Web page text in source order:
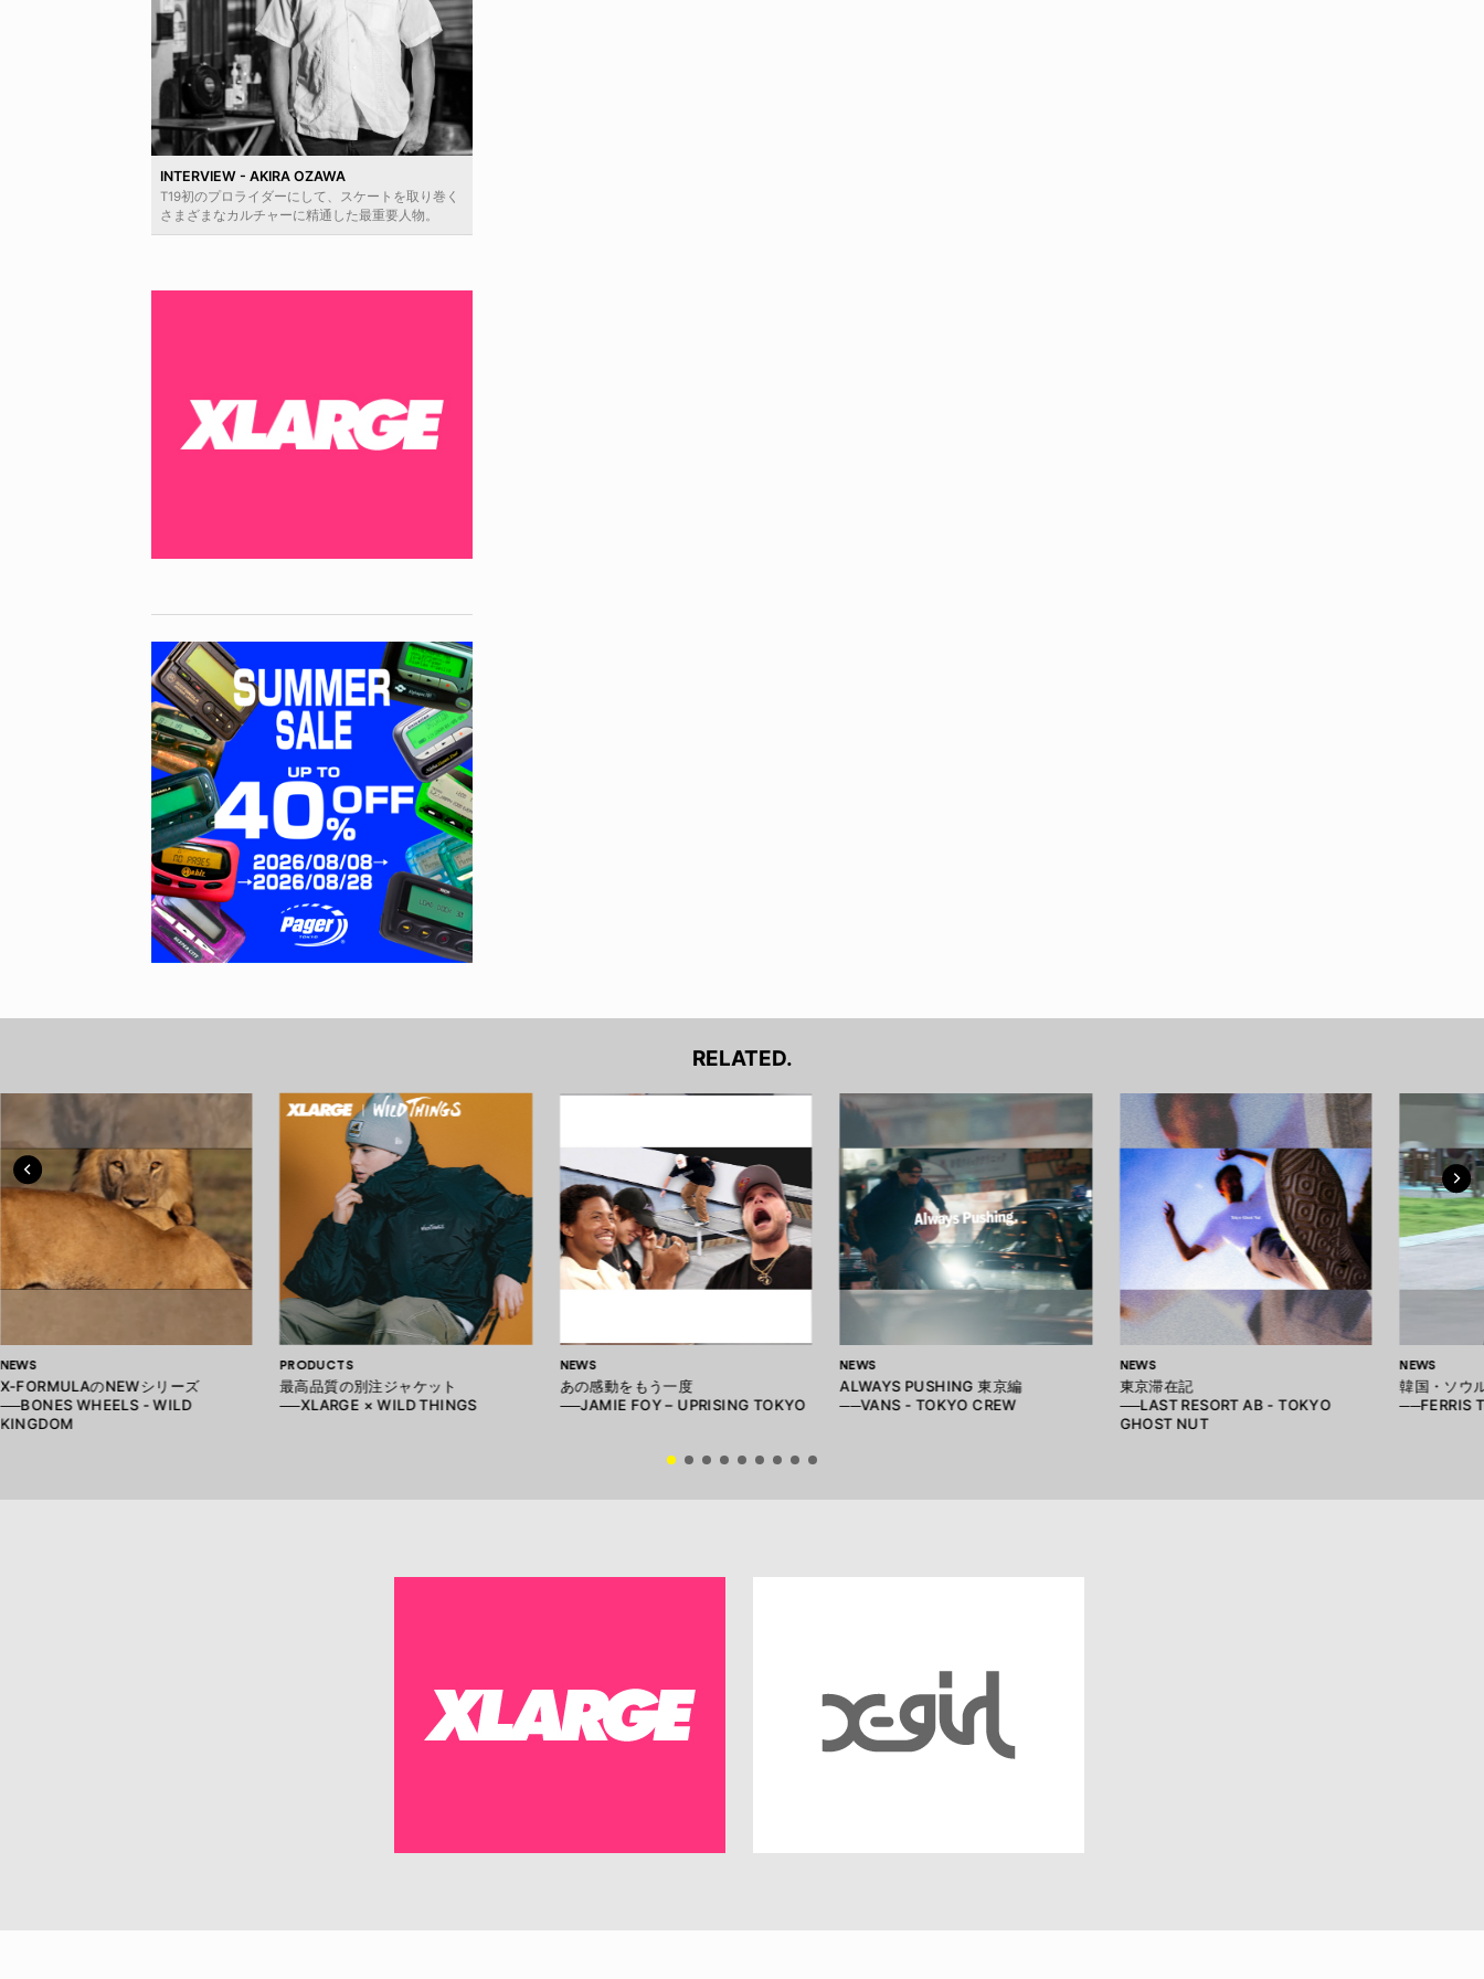
INTERVIEW - AKIRA OZAWA
T19初のプロライダーにして、スケートを取り巻く
さまざまなカルチャーに精通した最重要人物。
RELATED.
NEWS
X-FORMULAのNEWシリーズ
──BONES WHEELS - WILD
KINGDOM
PRODUCTS
最高品質の別注ジャケット
──XLARGE × WILD THINGS
NEWS
あの感動をもう一度
──JAMIE FOY – UPRISING TOKYO
NEWS
ALWAYS PUSHING 東京編
──VANS - TOKYO CREW
NEWS
東京滞在記
──LAST RESORT AB - TOKYO
GHOST NUT
NEWS
韓国・ソウ
──FERRIS